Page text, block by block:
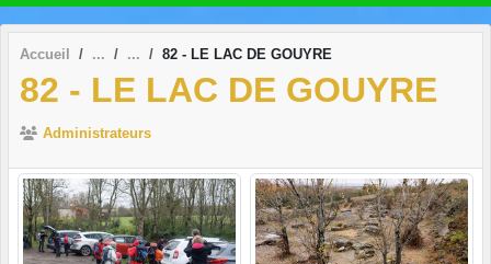
Accueil 82 - LE LAC DE GOUYRE
82 - LE LAC DE GOUYRE
Administrateurs